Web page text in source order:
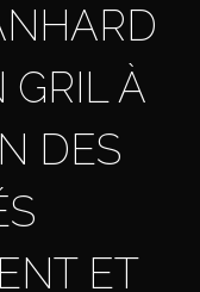
À
DES
ET